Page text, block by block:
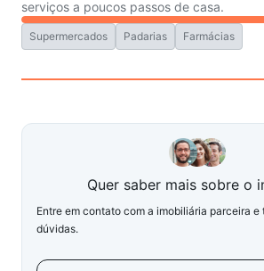
serviços a poucos passos de casa.
Supermercados Padarias Farmácias
Quer saber mais sobre o
Entre em contato com a imobiliária parceira e
dúvidas.